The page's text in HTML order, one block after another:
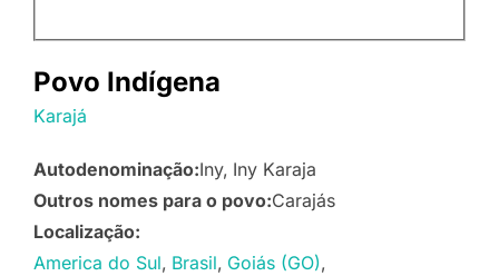
Povo Indígena
Karajá
Autodenominação:Iny Iny Karaja
Outros nomes para o povo:Carajás
Localização:
America do Sul Brasil Goiás (GO)